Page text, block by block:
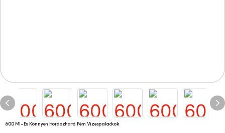
600 Ml-Es Könnyen Hordozható Fém Vizespalackok